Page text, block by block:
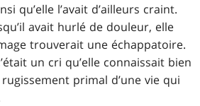
qu’elle l’avait d’ailleurs craint.
avait hurlé de douleur, elle
trouverait une échappatoire.
un cri qu’elle connaissait bien
rugissement primal d’une vie qui